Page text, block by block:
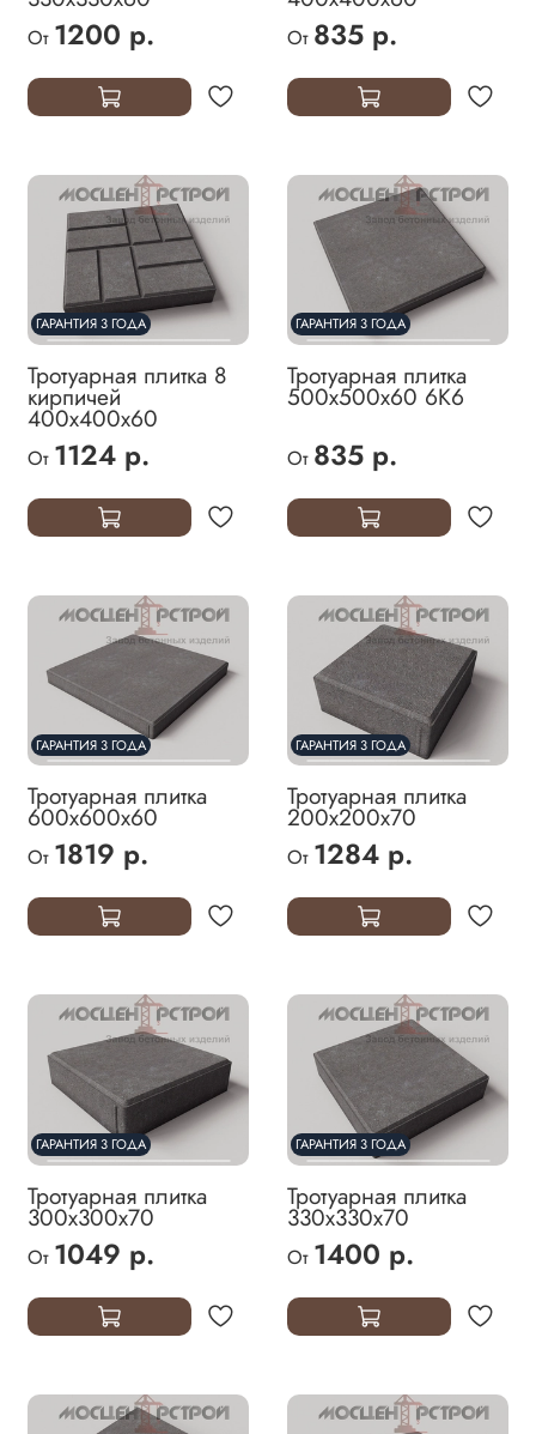
От 1200 р. От 835 р.
ГАРАНТИЯ 3 ГОДА
Тротуарная плитка 8
кирпичей
400х400х60
От 1124 р.
ГАРАНТИЯ 3 ГОДА
Тротуарная плитка
500х500х60 6К6
От 835 р.
ГАРАНТИЯ 3 ГОДА
Тротуарная плитка
600х600х60
От 1819 р.
ГАРАНТИЯ 3 ГОДА
Тротуарная плитка
200х200х70
От 1284 р.
ГАРАНТИЯ 3 ГОДА
Тротуарная плитка
300х300х70
От 1049 р.
ГАРАНТИЯ 3 ГОДА
Тротуарная плитка
330х330х70
От 1400 р.